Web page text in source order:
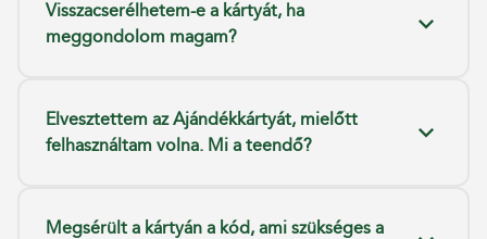
Visszacserélhetem-e a kártyát, ha
meggondolom magam?
Elvesztettem az Ajándékkártyát, mielőtt
felhasználtam volna. Mi a teendő?
Megsérült a kártyán a kód, ami szükséges a